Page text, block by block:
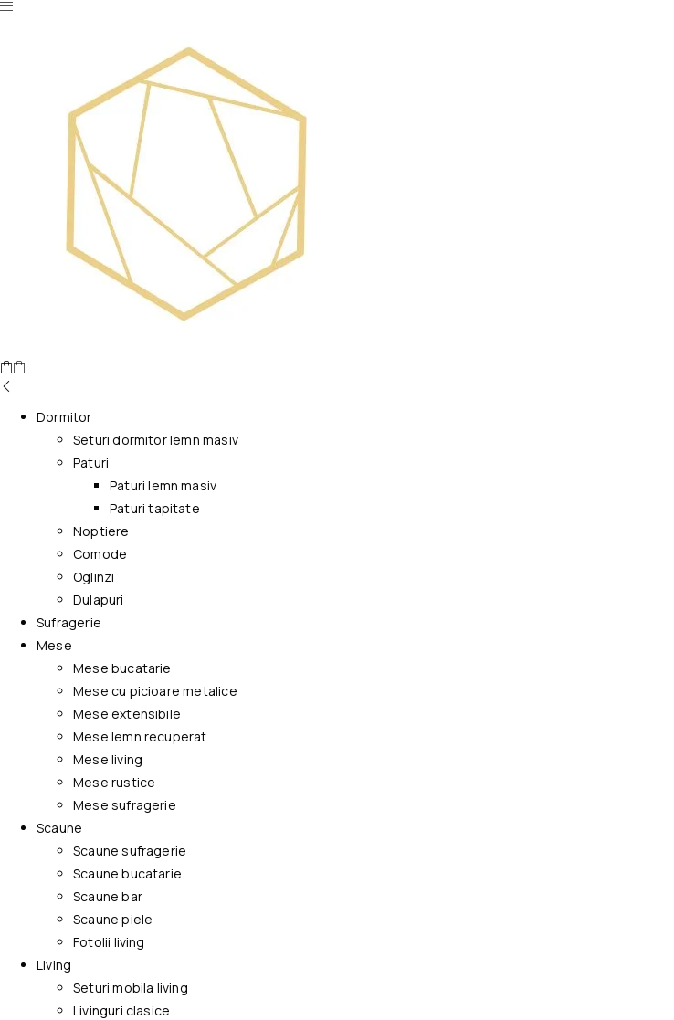
Dormitor
Seturi dormitor lemn masiv
Paturi
Paturi lemn masiv
Paturi tapitate
Noptiere
Comode
Oglinzi
Dulapuri
Sufragerie
Mese
Mese bucatarie
Mese cu picioare metalice
Mese extensibile
Mese lemn recuperat
Mese living
Mese rustice
Mese sufragerie
Scaune
Scaune sufragerie
Scaune bucatarie
Scaune bar
Scaune piele
Fotolii living
Living
Seturi mobila living
Livinguri clasice